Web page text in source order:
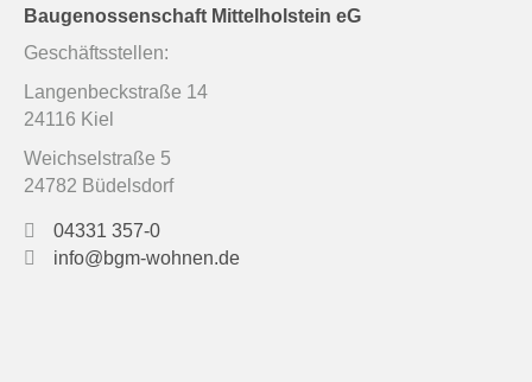
Baugenossenschaft Mittelholstein eG
Geschäftsstellen:
Langenbeckstraße 14
24116 Kiel
Weichselstraße 5
24782 Büdelsdorf
04331 357-0
info@bgm-wohnen.de